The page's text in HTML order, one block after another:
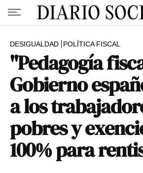
DESIGUALDAD POLÍTICA FISCAL
"Pedagogía
Gobierno
a los
pobres y
100% para